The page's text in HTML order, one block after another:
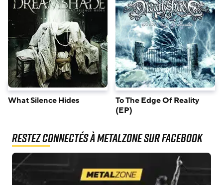
What Silence Hides
To The Edge Of Reality
(EP)
Restez connectés à MetalZone sur Facebook